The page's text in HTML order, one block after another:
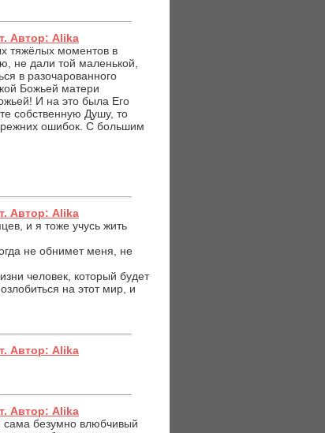
Автор: Alika
тяжёлых моментов в
не дали той маленькой,
в разочарованного
Божьей матери
И на это была Его
собственную Душу, то
ошибок. С большим
Автор: Alika
и я тоже учусь жить
не обнимет меня, не
человек, который будет
на этот мир, и
Автор: Alika
Автор: Alika
сама безумно влюбчивый